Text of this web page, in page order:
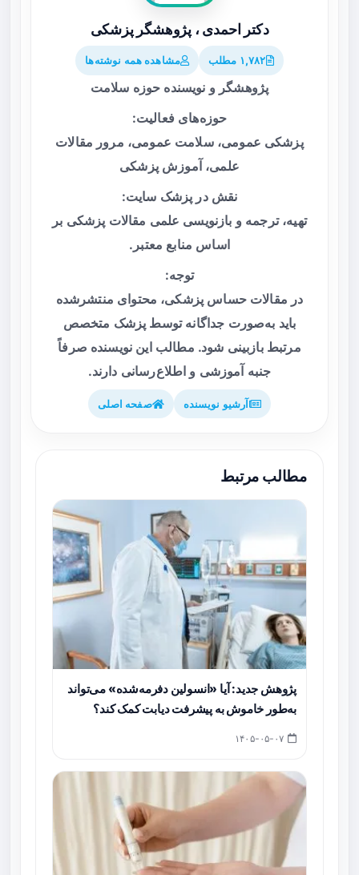
دکتر احمدی ، پژوهشگر پزشکی
۱,۷۸۲ مطلب مشاهده همه نوشته‌ها
پژوهشگر و نویسنده حوزه سلامت
حوزه‌های فعالیت:
پزشکی عمومی، سلامت عمومی، مرور مقالات
علمی، آموزش پزشکی
نقش در پزشک سایت:
تهیه، ترجمه و بازنویسی علمی مقالات پزشکی بر
اساس منابع معتبر.
توجه:
در مقالات حساس پزشکی، محتوای منتشرشده
باید به‌صورت جداگانه توسط پزشک متخصص
مرتبط بازبینی شود. مطالب این نویسنده صرفاً
جنبه آموزشی و اطلاع‌رسانی دارند.
آرشیو نویسنده صفحه اصلی
مطالب مرتبط
پژوهش جدید: آیا «انسولین دفرمه‌شده» می‌تواند
به‌طور خاموش به پیشرفت دیابت کمک کند؟